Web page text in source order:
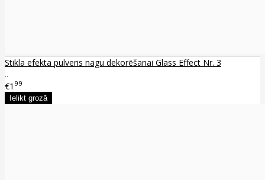
Stikla efekta pulveris nagu dekorēšanai Glass Effect Nr. 3
..
€1 99